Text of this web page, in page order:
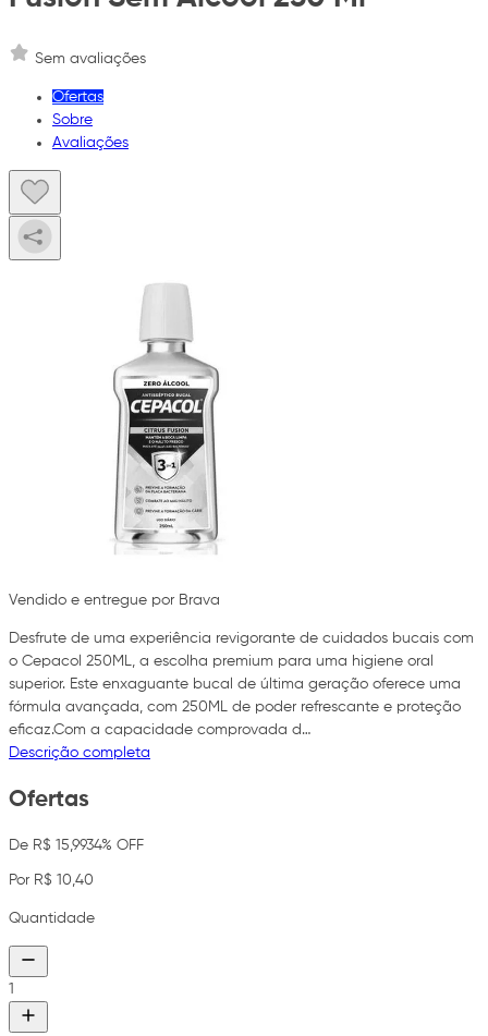
Sem avaliações
Ofertas
Sobre
Avaliações
Vendido e entregue por Brava
Desfrute de uma experiência revigorante de cuidados bucais com
o Cepacol 250ML, a escolha premium para uma higiene oral
superior. Este enxaguante bucal de última geração oferece uma
fórmula avançada, com 250ML de poder refrescante e proteção
eficaz.Com a capacidade comprovada d…
Descrição completa
Ofertas
De R$ 15,9934% OFF
Por R$ 10,40
Quantidade
1